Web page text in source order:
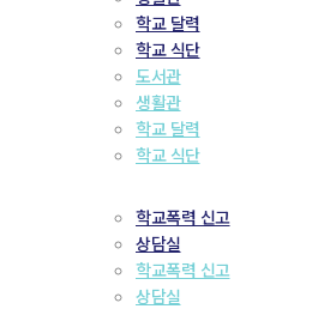
학교 달력
학교 식단
도서관
생활관
학교 달력
학교 식단
학교폭력 신고
상담실
학교폭력 신고
상담실